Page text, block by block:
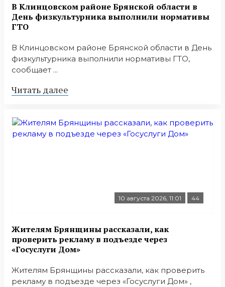
В Клинцовском районе Брянской области в
День физкультурника выполнили нормативы
ГТО
В Клинцовском районе Брянской области в День
физкультурника выполнили нормативы ГТО,
сообщает ...
Читать далее
10 августа 2026, 11:01 44
Жителям Брянщины рассказали, как
проверить рекламу в подъезде через
«Госуслуги Дом»
Жителям Брянщины рассказали, как проверить
рекламу в подъезде через «Госуслуги Дом» ,